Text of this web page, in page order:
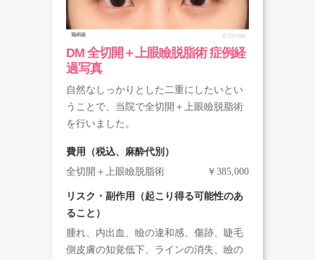
DM 全切開＋上眼瞼脱脂術 症例経
過写真
自然なしっかりとした二重にしたいとい
うことで、当院で全切開＋上眼瞼脱脂術
を行いました。
費用（税込、麻酔代別）
全切開＋上眼瞼脱脂術 ￥385,000
リスク・副作用（起こり得る可能性のあ
ること）
腫れ、内出血、瞼の違和感、傷跡、睫毛
側皮膚の知覚低下、ラインの消失、瞼の